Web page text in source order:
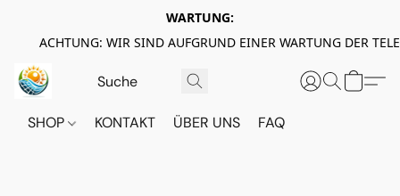
WARTUNG:
ACHTUNG: WIR SIND AUFGRUND EINER WARTUNG DER
SHOP KONTAKT ÜBER UNS FAQ